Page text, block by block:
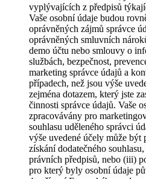
vyplývajících z předpisů
Vaše osobní údaje budou
oprávněných zájmů správce
oprávněných smluvních
demo účtu nebo smlouvy o
službách, bezpečnost,
marketing správce údajů a
případech, než jsou výše
zejména dotazem, který jste
činnosti správce údajů. Vaše
zpracovávány pro
souhlasu uděleného správci
výše uvedené účely může být
získání dodatečného
právních předpisů, nebo (iii)
pro který byly osobní údaje